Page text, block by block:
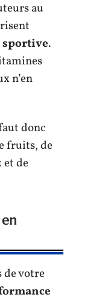
au
.
n’en
donc
fruits, de
et de
de votre